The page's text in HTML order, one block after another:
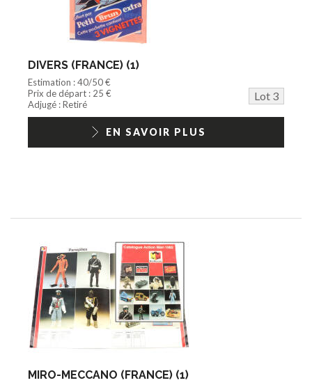
DIVERS (FRANCE) (1)
Estimation : 40/50 €
Prix de départ : 25 €
Lot 3
Adjugé : Retiré
EN SAVOIR PLUS
MIRO-MECCANO (FRANCE) (1)